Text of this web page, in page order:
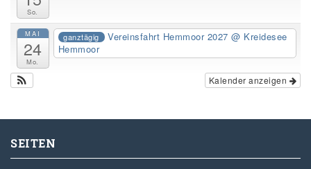
So.
MAI
24
Mo.
ganztägig Vereinsfahrt Hemmoor 2027@ Kreidesee
Hemmoor
Kalender anzeigen
SEITEN